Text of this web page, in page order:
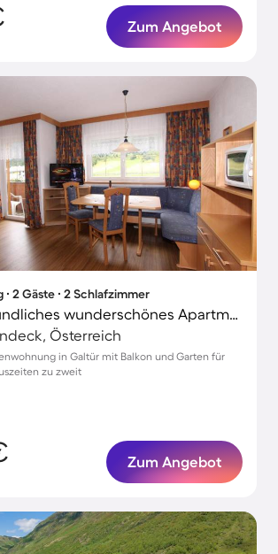
Zum Angebot
2 Gäste ∙ 2 Schlafzimmer
Familienfreundliches wunderschönes Apartment mit Grill und Garten | Gartenblick | Ideal für Homeoffice
Österreich
in Galtür mit Balkon und Garten für
zu zweit
Zum Angebot